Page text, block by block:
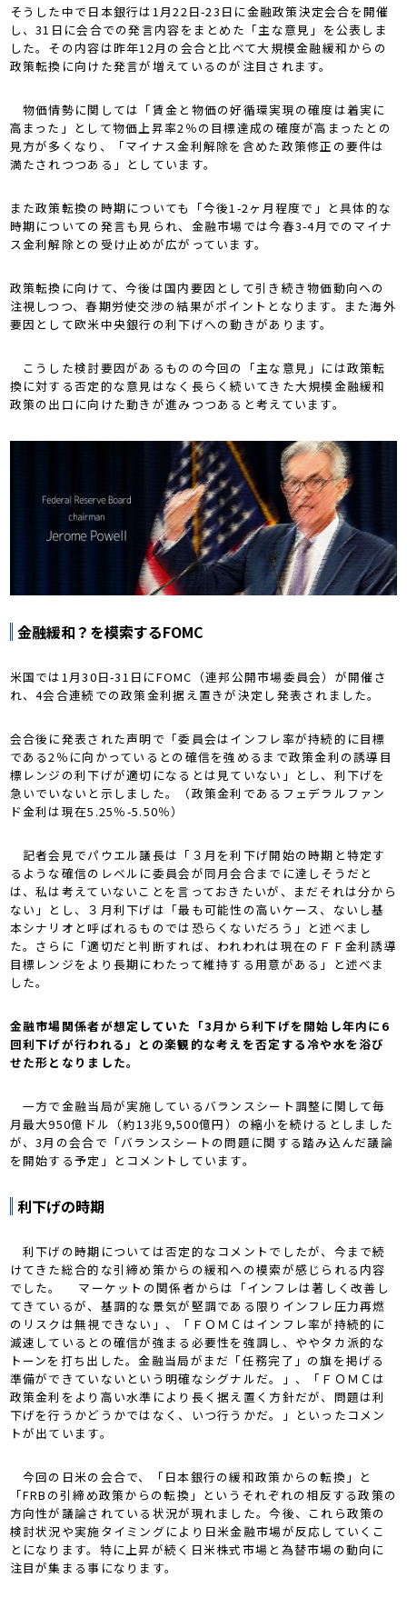
そうした中で日本銀行は1月22日-23日に金融政策決定会合を開催
し、31日に会合での発言内容をまとめた「主な意見」を公表しま
した。その内容は昨年12月の会合と比べて大規模金融緩和からの
政策転換に向けた発言が増えているのが注目されます。
物価情勢に関しては「賃金と物価の好循環実現の確度は着実に
高まった」として物価上昇率2％の目標達成の確度が高まったとの
見方が多くなり、「マイナス金利解除を含めた政策修正の要件は
満たされつつある」としています。
また政策転換の時期についても「今後1-2ヶ月程度で」と具体的な
時期についての発言も見られ、金融市場では今春3-4月でのマイナ
ス金利解除との受け止めが広がっています。
政策転換に向けて、今後は国内要因として引き続き物価動向への
注視しつつ、春期労使交渉の結果がポイントとなります。また海外
要因として欧米中央銀行の利下げへの動きがあります。
こうした検討要因があるものの今回の「主な意見」には政策転
換に対する否定的な意見はなく長らく続いてきた大規模金融緩和
政策の出口に向けた動きが進みつつあると考えています。
金融緩和？を模索するFOMC
米国では1月30日-31日にFOMC（連邦公開市場委員会）が開催さ
れ、4会合連続での政策金利据え置きが決定し発表されました。
会合後に発表された声明で「委員会はインフレ率が持続的に目標
である2％に向かっているとの確信を強めるまで政策金利の誘導目
標レンジの利下げが適切になるとは見ていない」とし、利下げを
急いでいないと示しました。（政策金利であるフェデラルファン
ド金利は現在5.25％-5.50％）
記者会見でパウエル議長は「３月を利下げ開始の時期と特定す
るような確信のレベルに委員会が同月会合までに達しそうだと
は、私は考えていないことを言っておきたいが、まだそれは分から
ない」とし、３月利下げは「最も可能性の高いケース、ないし基
本シナリオと呼ばれるものでは恐らくないだろう」と述べまし
た。さらに「適切だと判断すれば、われわれは現在のＦＦ金利誘導
目標レンジをより長期にわたって維持する用意がある」と述べま
した。
金融市場関係者が想定していた「3月から利下げを開始し年内に6
回利下げが行われる」との楽観的な考えを否定する冷や水を浴び
せた形となりました。
一方で金融当局が実施しているバランスシート調整に関して毎
月最大950億ドル（約13兆9,500億円）の縮小を続けるとしました
が、3月の会合で「バランスシートの問題に関する踏み込んだ議論
を開始する予定」とコメントしています。
利下げの時期
利下げの時期については否定的なコメントでしたが、今まで続
けてきた総合的な引締め策からの緩和への模索が感じられる内容
でした。 マーケットの関係者からは「インフレは著しく改善し
てきているが、基調的な景気が堅調である限りインフレ圧力再燃
のリスクは無視できない」、「ＦＯＭＣはインフレ率が持続的に
減速しているとの確信が強まる必要性を強調し、ややタカ派的な
トーンを打ち出した。金融当局がまだ「任務完了」の旗を掲げる
準備ができていないという明確なシグナルだ。」、「ＦＯＭＣは
政策金利をより高い水準により長く据え置く方針だが、問題は利
下げを行うかどうかではなく、いつ行うかだ。」といったコメン
トが出ています。
今回の日米の会合で、「日本銀行の緩和政策からの転換」と
「FRBの引締め政策からの転換」というそれぞれの相反する政策の
方向性が議論されている状況が現れました。今後、これら政策の
検討状況や実施タイミングにより日米金融市場が反応していくこ
とになります。特に上昇が続く日米株式市場と為替市場の動向に
注目が集まる事になります。